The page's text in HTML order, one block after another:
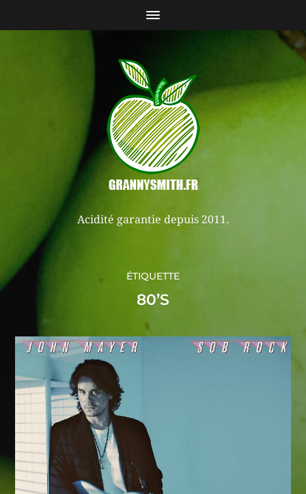
Acidité garantie depuis 2011.
ÉTIQUETTE
80’S